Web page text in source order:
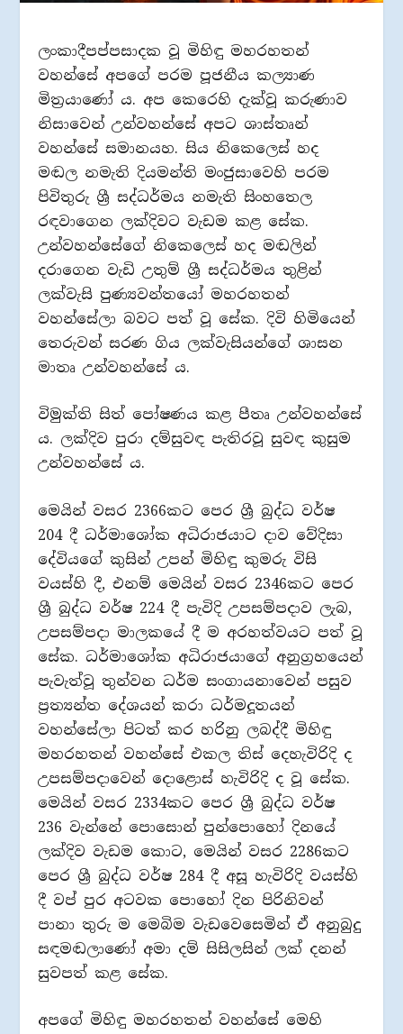
ලංකාදීපප්පසාදක වූ මිහිඳු මහරහතන්
වහන්සේ අපගේ පරම පූජනීය කල්‍යාණ
මිත්‍රයාණෝ ය. අප කෙරෙහි දැක්වූ කරුණාව
නිසාවෙන් උන්වහන්සේ අපට ශාස්තෘන්
වහන්සේ සමානයහ. සිය නිකෙලෙස් හද
මඬල නමැති දියමන්ති මංජුසාවෙහි පරම
පිවිතුරු ශ්‍රී සද්ධර්මය නමැති සිංහතෙල
රඳවාගෙන ලක්දිවට වැඩම කළ සේක.
උන්වහන්සේගේ නිකෙලෙස් හද මඬලින්
දරාගෙන වැඩි උතුම් ශ්‍රී සද්ධර්මය තුළින්
ලක්වැසි පුණ්‍යවන්තයෝ මහරහතන්
වහන්සේලා බවට පත් වූ සේක. දිවි හිමියෙන්
තෙරුවන් සරණ ගිය ලක්වැසියන්ගේ ශාසන
මාතෘ උන්වහන්සේ ය.
විමුක්ති සිත් පෝෂණය කළ පීතෘ උන්වහන්සේ
ය. ලක්දිව පුරා දම්සුවඳ පැතිරවූ සුවඳ කුසුම
උන්වහන්සේ ය.
මෙයින් වසර 2366කට පෙර ශ්‍රී බුද්ධ වර්ෂ
204 දී ධර්මාශෝක අධිරාජයාට දාව වේදිසා
දේවියගේ කුසින් උපන් මිහිඳු කුමරු විසි
වයස්හි දී, එනම් මෙයින් වසර 2346කට පෙර
ශ්‍රී බුද්ධ වර්ෂ 224 දී පැවිදි උපසම්පදාව ලැබ,
උපසම්පදා මාලකයේ දී ම අරහත්වයට පත් වූ
සේක. ධර්මාශෝක අධිරාජයාගේ අනුග්‍රහයෙන්
පැවැත්වූ තුන්වන ධර්ම සංගායනාවෙන් පසුව
ප්‍රත්‍යන්ත දේශයන් කරා ධර්මදූතයන්
වහන්සේලා පිටත් කර හරිනු ලබද්දී මිහිඳු
මහරහතන් වහන්සේ එකල තිස් දෙහැවිරිදි ද
උපසම්පදාවෙන් දොළොස් හැවිරිදි ද වූ සේක.
මෙයින් වසර 2334කට පෙර ශ්‍රී බුද්ධ වර්ෂ
236 වැන්නේ පොසොන් පුන්පොහෝ දිනයේ
ලක්දිව වැඩම කොට, මෙයින් වසර 2286කට
පෙර ශ්‍රී බුද්ධ වර්ෂ 284 දී අසූ හැවිරිදි වයස්හි
දී වප් පුර අටවක පොහෝ දින පිරිනිවන්
පානා තුරු ම මෙබිම වැඩවෙසෙමින් ඒ අනුබුදු
සඳමඬලාණෝ අමා දම් සිසිලසින් ලක් දනන්
සුවපත් කළ සේක.
අපගේ මිහිඳු මහරහතන් වහන්සේ මෙහි